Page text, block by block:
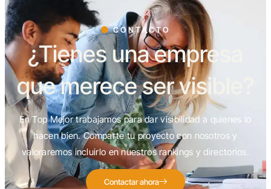
CONTACTO
¿Tienes una empresa
que merece ser visible?
En Top Mejor trabajamos para dar visibilidad a quienes lo
hacen bien. Comparte tu proyecto con nosotros y
valoraremos incluirlo en nuestros rankings y directorios.
Contactar ahora